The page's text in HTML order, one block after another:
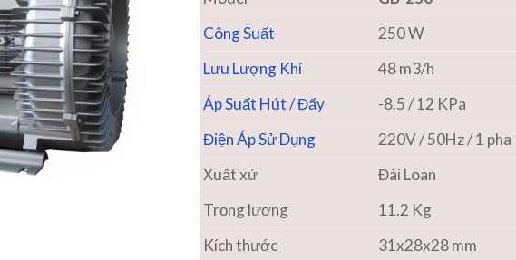
Công Suất
250 W
Lưu Lượng Khí
48 m3/h
Áp Suất Hút / Đẩy
-8.5 / 12 KPa
Điện Áp Sử Dụng
220V / 50Hz / 1 pha
Xuất xứ
Đài Loan
Trọng lượng
11.2 Kg
Kích thước
31x28x28 mm